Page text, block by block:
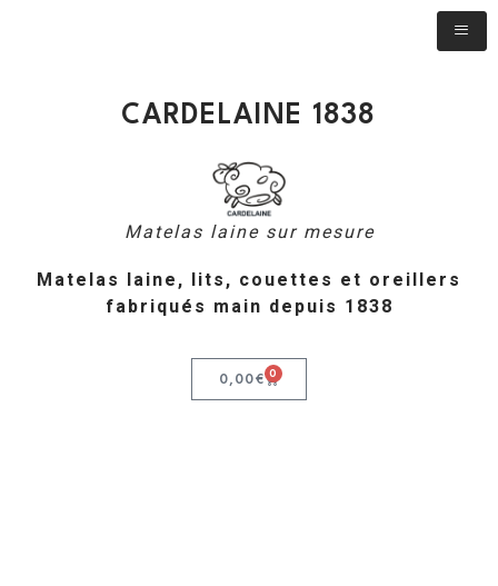
CARDELAINE 1838
Matelas laine sur mesure
Matelas laine, lits, couettes et oreillers
fabriqués main depuis 1838
0,00€ 0